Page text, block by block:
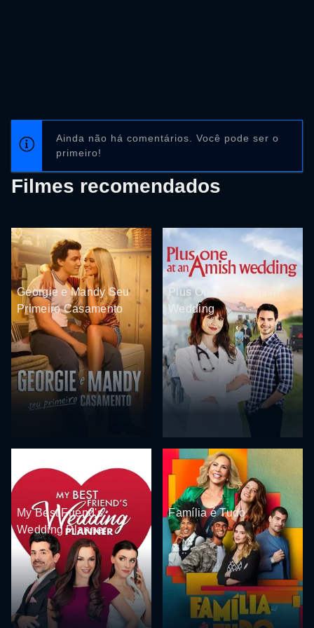
Ainda não há comentários. Você pode ser o
primeiro!
Filmes recomendados
Georgie e Mandy Seu
Primeiro Casamento
Plus One at an Amish
Wedding
My Best Friend's
Wedding Planner
Família é Tudo